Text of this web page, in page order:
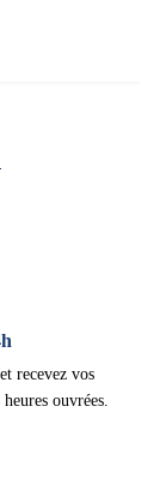
recevez vos
ouvrées.